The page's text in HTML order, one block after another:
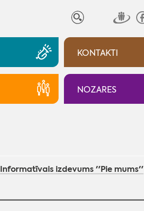
KONTAKTI
NOZARES
Informatīvais izdevums ''Pie mums''